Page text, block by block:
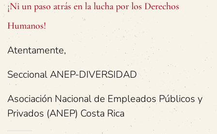
¡Ni un paso atrás en la lucha por los Derechos
Humanos!
Atentamente,
Seccional ANEP-DIVERSIDAD
Asociación Nacional de Empleados Públicos y
Privados (ANEP) Costa Rica